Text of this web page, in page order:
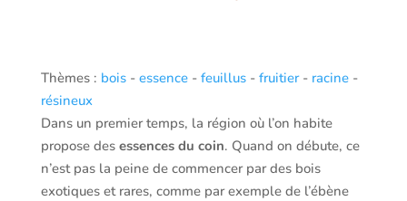
Thèmes : bois- essence- feuillus- fruitier- racine-
résineux
Dans un premier temps, la région où l’on habite
propose des essences du coin. Quand on débute, ce
n’est pas la peine de commencer par des bois
exotiques et rares, comme par exemple de l’ébène